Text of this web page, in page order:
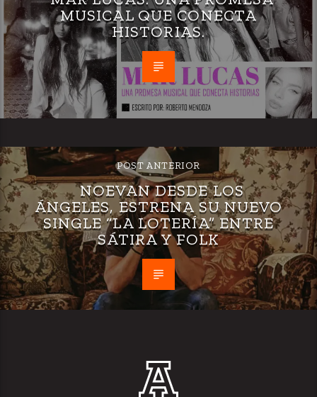
MUSICAL QUE CONECTA
HISTORIAS.
POST ANTERIOR
NOEVAN DESDE LOS
ÁNGELES, ESTRENA SU NUEVO
SINGLE “LA LOTERÍA” ENTRE
SÁTIRA Y FOLK